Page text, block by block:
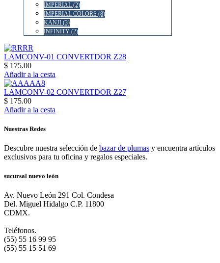
IMPERIAL (2)
IMPERIAL COLORS (8)
KANJI (3)
INFINITY (2)
LAMCONV-01 CONVERTDOR Z28
$ 175.00
Añadir a la cesta
LAMCONV-02 CONVERTDOR Z27
$ 175.00
Añadir a la cesta
Nuestras Redes
Descubre nuestra selección de bazar de plumas y encuentra artículos
exclusivos para tu oficina y regalos especiales.
sucursal nuevo león
Av. Nuevo León 291 Col. Condesa
Del. Miguel Hidalgo C.P. 11800
CDMX.
Teléfonos.
(55) 55 16 99 95
(55) 55 15 51 69